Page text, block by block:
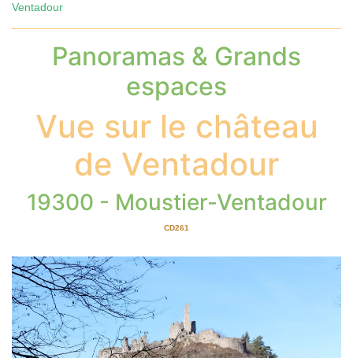
Ventadour
Panoramas & Grands
espaces
Vue sur le château
de Ventadour
19300 - Moustier-Ventadour
CD261